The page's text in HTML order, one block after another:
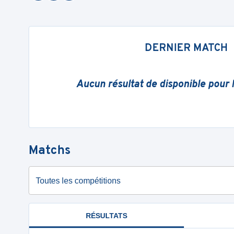
DERNIER MATCH
Aucun résultat de disponible pour
Matchs
Toutes les compétitions
RÉSULTATS